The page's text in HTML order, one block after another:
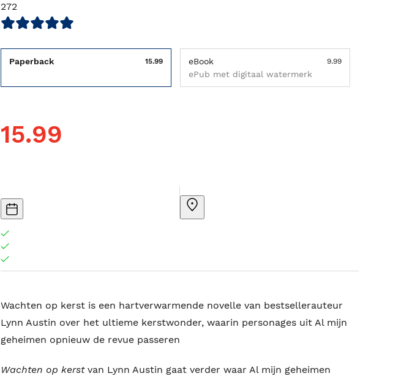
272
Paperback 15.99 eBook 9.99
ePub met digitaal watermerk
15.99
Wachten op kerst is een hartverwarmende novelle van bestsellerauteur
Lynn Austin over het ultieme kerstwonder, waarin personages uit Al mijn
geheimen opnieuw de revue passeren
Wachten op kerstvan Lynn Austin gaat verder waar Al mijn geheimen